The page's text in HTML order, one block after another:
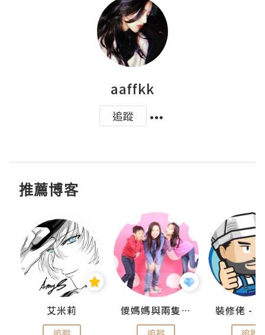
aaffkk
追蹤
推薦博客
艾米莉 儍媽媽與兩隻小魔怪之家